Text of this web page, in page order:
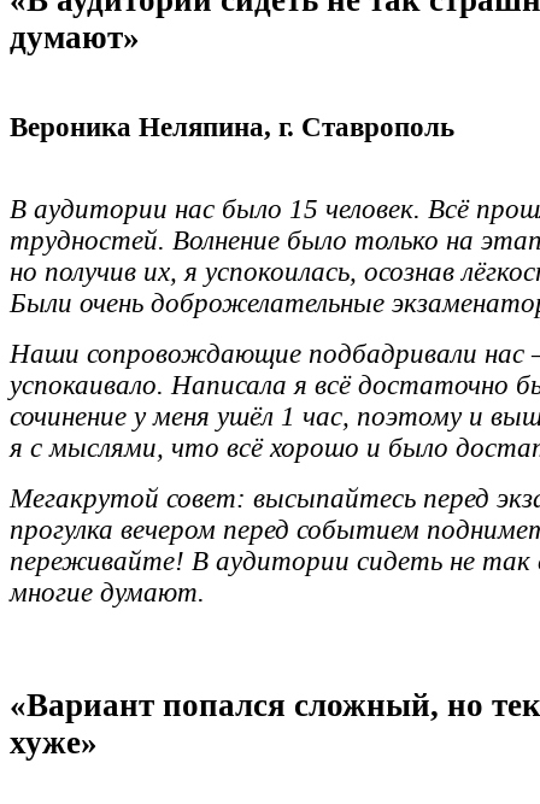
думают»
Вероника Неляпина, г. Ставрополь
В аудитории нас было 15 человек. Всë
трудностей. Волнение было только на
но получив их, я успокоилась, осознав
Были очень доброжелательные
Наши сопровождающие подбадривали
успокаивало. Написала я всë достаточно
сочинение у меня ушёл 1 час, поэтому и
я с мыслями, что всë хорошо и было
Мегакрутой совет: высыпайтесь перед
прогулка вечером перед событием
переживайте! В аудитории сидеть не так
многие думают.
«Вариант попался сложный, но
хуже»